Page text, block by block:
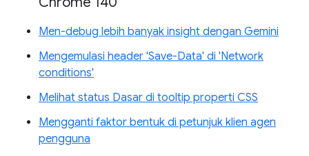
Men-debug lebih banyak insight dengan Gemini
Mengemulasi header 'Save-Data' di 'Network
conditions'
Melihat status Dasar di tooltip properti CSS
Mengganti faktor bentuk di petunjuk klien agen
pengguna